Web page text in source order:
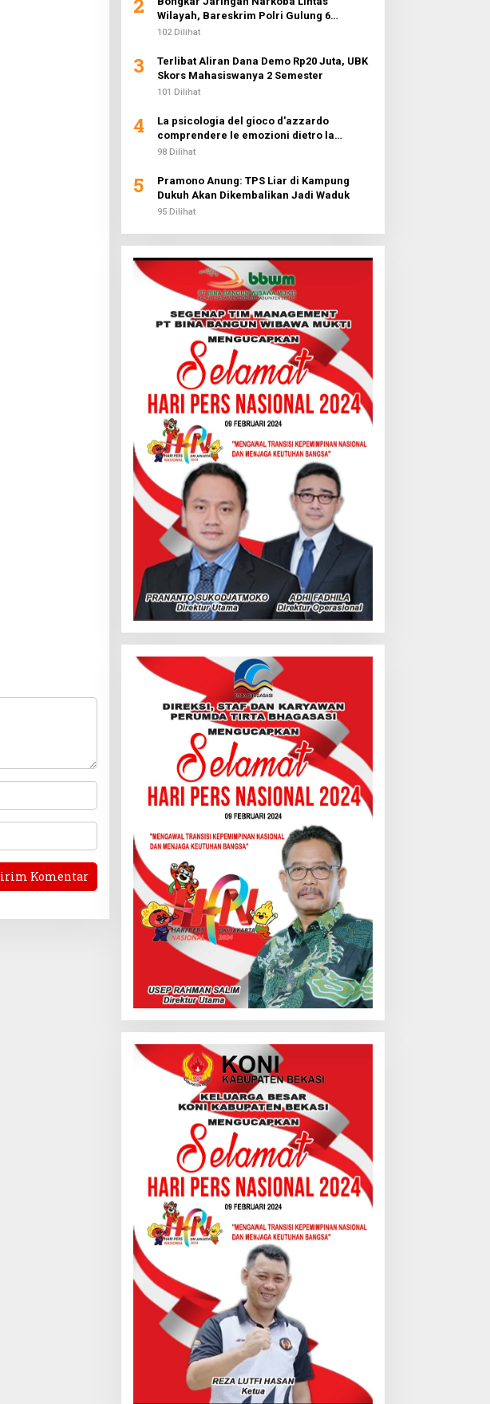
2
Wilayah, Bareskrim Polri Gulung 6
Pengedar dan Buru 2 DPO
102 Dilihat
3
Terlibat Aliran Dana Demo Rp20 Juta, UBK
Skors Mahasiswanya 2 Semester
101 Dilihat
4
La psicologia del gioco d'azzardo
comprendere le emozioni dietro la
fortuna
98 Dilihat
5
Pramono Anung: TPS Liar di Kampung
Dukuh Akan Dikembalikan Jadi Waduk
95 Dilihat